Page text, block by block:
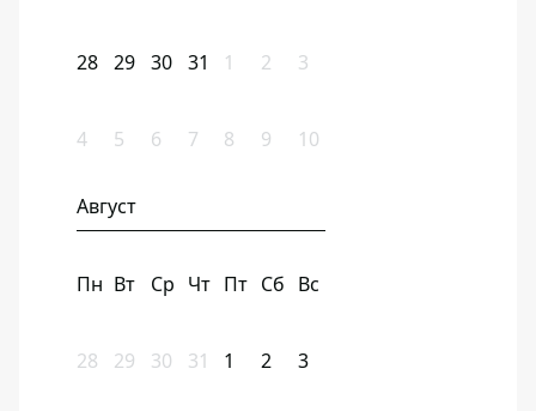
28 29 30 31 1 2 3
4 5 6 7 8 9 10
Август
Пн Вт Ср Чт Пт Сб Вс
28 29 30 31 1 2 3